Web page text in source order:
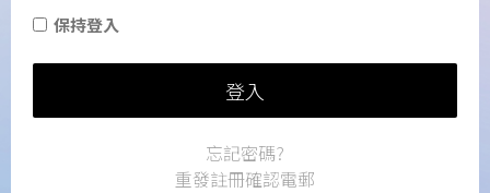
保持登入
登入
忘記密碼?
重發註冊確認電郵